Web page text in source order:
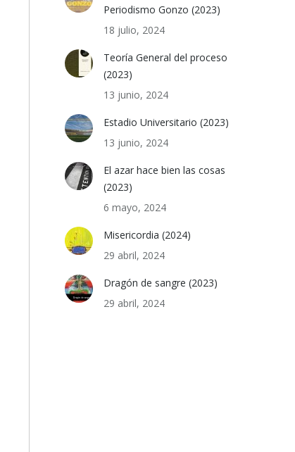
Periodismo Gonzo (2023)
18 julio, 2024
Teoría General del proceso
(2023)
13 junio, 2024
Estadio Universitario (2023)
13 junio, 2024
El azar hace bien las cosas
(2023)
6 mayo, 2024
Misericordia (2024)
29 abril, 2024
Dragón de sangre (2023)
29 abril, 2024